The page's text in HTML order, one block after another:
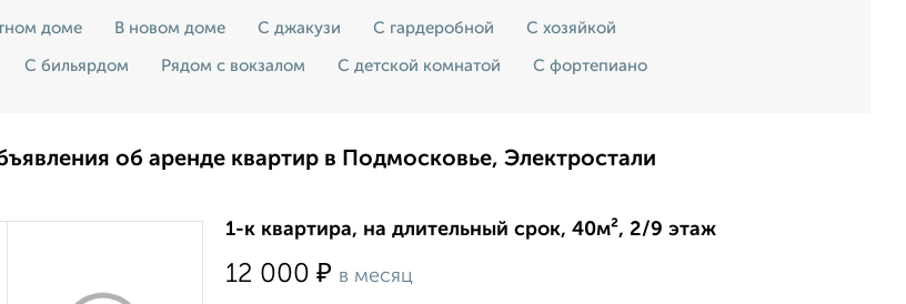
доме В новом доме С джакузи С гардеробной С хозяйкой
С бильярдом Рядом с вокзалом С детской комнатой С фортепиано
об аренде квартир в Подмосковье, Электростали
1-к квартира, на длительный срок, 40м², 2/9 этаж
12 000 ₽ в месяц